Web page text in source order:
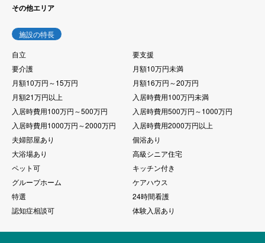
その他エリア
施設の特長
自立
要支援
要介護
月額10万円未満
月額10万円～15万円
月額16万円～20万円
月額21万円以上
入居時費用100万円未満
入居時費用100万円～500万円
入居時費用500万円～1000万円
入居時費用1000万円～2000万円
入居時費用2000万円以上
夫婦部屋あり
個浴あり
大浴場あり
高級シニア住宅
ペット可
キッチン付き
グループホーム
ケアハウス
特選
24時間看護
認知症相談可
体験入居あり